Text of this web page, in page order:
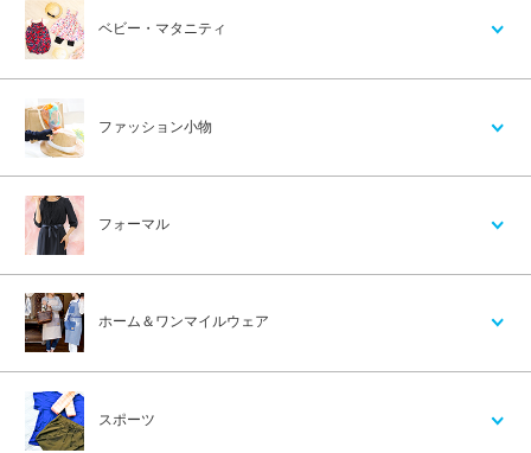
ベビー・マタニティ
ファッション小物
フォーマル
ホーム＆ワンマイルウェア
スポーツ